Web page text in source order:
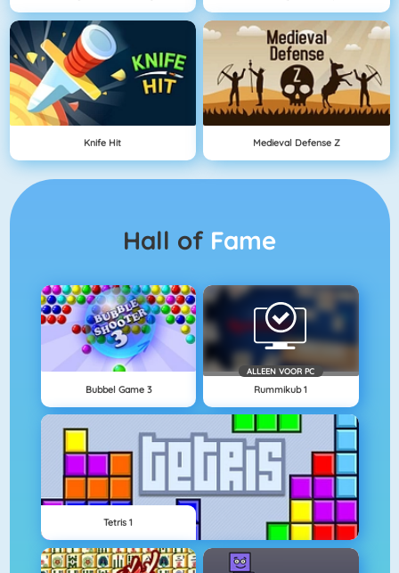
Knife Hit Medieval Defense Z
Hall of Fame
Bubbel Game 3
ALLEEN VOOR PC
Rummikub 1
Tetris 1